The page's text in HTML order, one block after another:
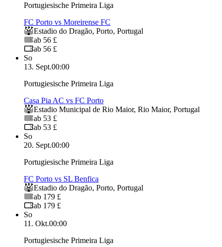
Portugiesische Primeira Liga
FC Porto vs Moreirense FC
Estadio do Dragão, Porto, Portugal
ab 56 £
ab 56 £
So
13. Sept.00:00
Portugiesische Primeira Liga
Casa Pia AC vs FC Porto
Estadio Municipal de Rio Maior, Rio Maior, Portugal
ab 53 £
ab 53 £
So
20. Sept.00:00
Portugiesische Primeira Liga
FC Porto vs SL Benfica
Estadio do Dragão, Porto, Portugal
ab 179 £
ab 179 £
So
11. Okt.00:00
Portugiesische Primeira Liga